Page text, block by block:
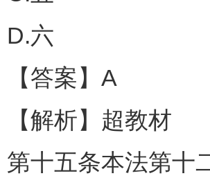
D.六
【答案】A
【解析】超教材
第十五条本法第十